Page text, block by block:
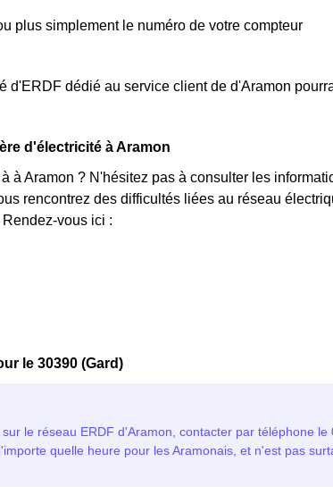
plus simplement le numéro de votre compteur
d'ERDF dédié au service client de d'Aramon
d'électricité à Aramon
à Aramon ? N'hésitez pas à consulter les
rencontrez des difficultés liées au réseau
vous ici :
le 30390 (Gard)